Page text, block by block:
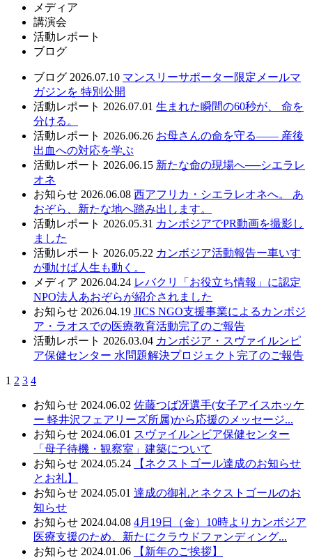
メディア
講演会
活動レポート
ブログ
ブログ 2026.07.10 マンスリーサポーター限定メールマ
ガジンを 特別公開
活動レポート 2026.07.01 生まれた瞬間の60秒が、 命を
分ける。
活動レポート 2026.06.26 お母さんの命を守る—— 産後
出血への対応を学ぶ
活動レポート 2026.06.15 新たな命の現場へ──シエラレ
オネ
お知らせ 2026.06.08 西アフリカ・シエラレオネへ。 あ
おぞら、新たな地へ踏み出します。
活動レポート 2026.05.31 カンボジアでPR動画を撮影し
ました
活動レポート 2026.05.22 カンボジア活動報告ー車いす
が動けば人生も動く。
メディア 2026.04.24 レバクリ「お役立ち情報」に認定
NPO法人あおぞらが紹介されました
お知らせ 2026.04.19 JICS NGO支援事業によるカンボジ
ア・ラオスでの医療教育活動完了のご報告
活動レポート 2026.03.04 カンボジア・スヴァイルンピ
ア保健センター 水問題解決プロジェクト完了のご報告
1 2 3 4
お知らせ 2024.06.02 佐藤つば冴選手(女子アイスホッケ
ー 軽井沢フェアリーズ所属)から応援のメッセージ...
お知らせ 2024.06.01 スヴァイルンビア保健センター
「母子待機・観察室」建築について
お知らせ 2024.05.24
【ネクストゴール達成のお知らせ
とお礼】
お知らせ 2024.05.01 達成の御礼とネクストゴールのお
知らせ
お知らせ 2024.04.08 4月19日（金）10時よりカンボジア
医療支援のため、新たにクラウドファンディング...
お知らせ 2024.01.06
【新年のご挨拶】